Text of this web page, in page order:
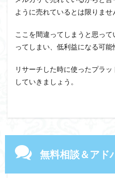
ように売れているとは限りませ
ここを間違ってしまうと思っ
ってしまい、低利益になる可能
リサーチした時に使ったプラ
していきましょう。
無料相談＆アド